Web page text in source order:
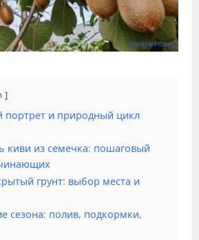
портрет и природный цикл
киви из семечка: пошаговый
грунт: выбор места и
сезона: полив, подкормки,